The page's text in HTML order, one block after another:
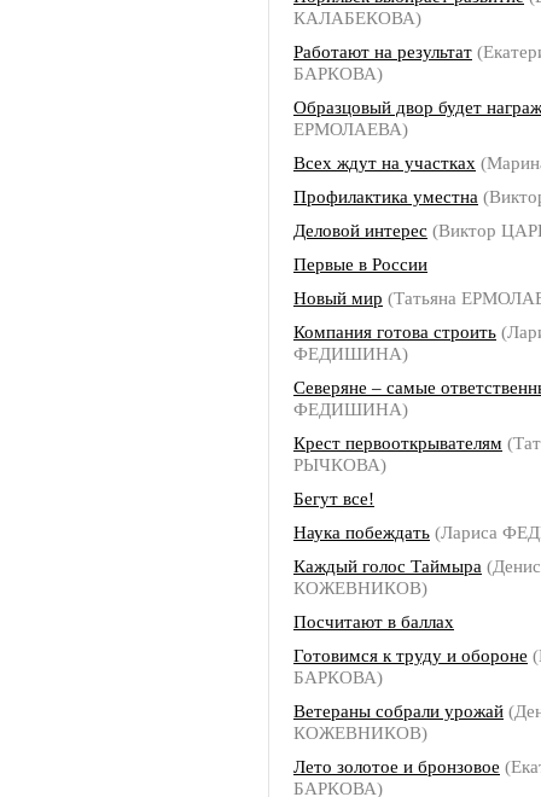
КАЛАБЕКОВА)
Работают на результат
БАРКОВА)
Образцовый двор будет
ЕРМОЛАЕВА)
Всех ждут на участках
Профилактика уместна
Деловой интерес (Виктор
Первые в России
Новый мир (Татьяна
Компания готова строить
ФЕДИШИНА)
Северяне – самые
ФЕДИШИНА)
Крест первооткрывателям
РЫЧКОВА)
Бегут все!
Наука побеждать (Лариса
Каждый голос Таймыра (Денис
КОЖЕВНИКОВ)
Посчитают в баллах
Готовимся к труду и обороне
БАРКОВА)
Ветераны собрали урожай
КОЖЕВНИКОВ)
Лето золотое и бронзовое
БАРКОВА)